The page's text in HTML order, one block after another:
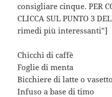
consigliare cinque. PER
CLICCA SUL PUNTO 3
rimedi più interessanti”]
Chicchi di caffè
Foglie di menta
Bicchiere di latte o
Infuso a base di timo